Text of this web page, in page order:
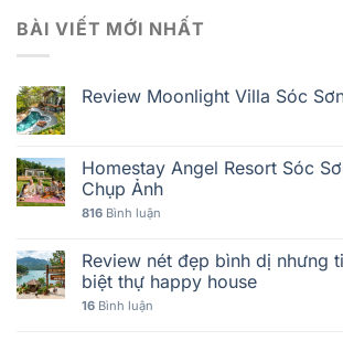
BÀI VIẾT MỚI NHẤT
Review Moonlight Villa Sóc
Homestay Angel Resort Sóc
Chụp Ảnh
816 Bình luận
Review nét đẹp bình dị nhưng
biệt thự happy house
16 Bình luận